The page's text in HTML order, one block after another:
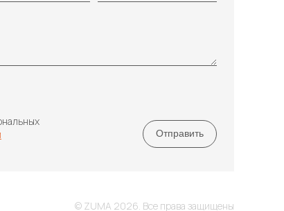
© ZUMA 2026. Все права защищены